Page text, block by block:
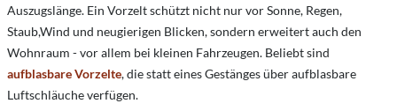
Auszugslänge. Ein Vorzelt schützt nicht nur vor Sonne, Regen,
Staub,Wind und neugierigen Blicken, sondern erweitert auch den
Wohnraum - vor allem bei kleinen Fahrzeugen. Beliebt sind
aufblasbare Vorzelte, die statt eines Gestänges über aufblasbare
Luftschläuche verfügen.